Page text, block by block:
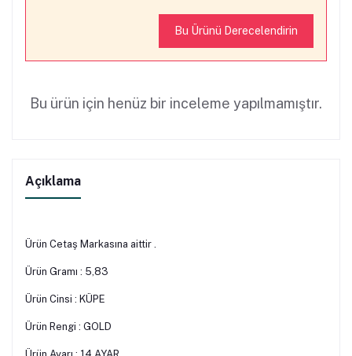
Bu Ürünü Derecelendirin
Bu ürün için henüz bir inceleme yapılmamıştır.
Açıklama
Ürün Cetaş Markasına aittir .
Ürün Gramı : 5,83
Ürün Cinsi : KÜPE
Ürün Rengi : GOLD